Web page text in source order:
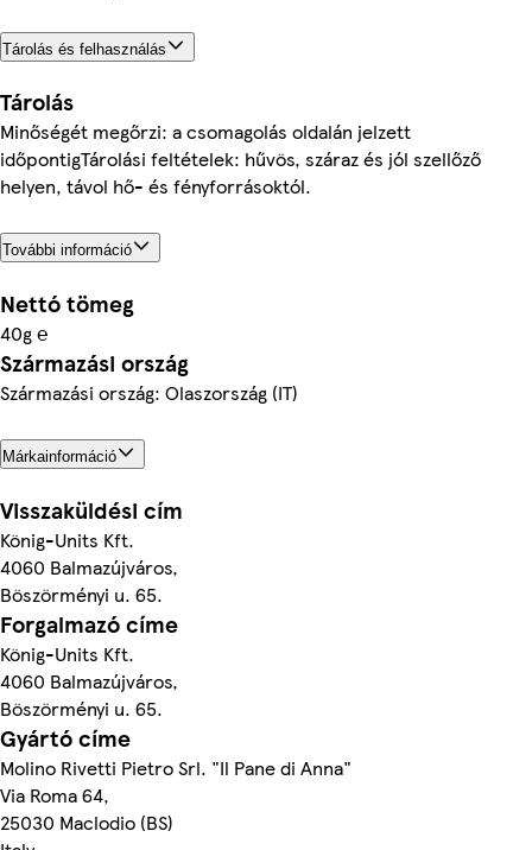
Tárolás és felhasználás
Tárolás
Minőségét megőrzi: a csomagolás oldalán jelzett
időpontigTárolási feltételek: hűvös, száraz és jól szellőző
helyen, távol hő- és fényforrásoktól.
További információ
Nettó tömeg
40g ℮
Származási ország
Származási ország: Olaszország (IT)
Márkainformáció
Visszaküldési cím
König-Units Kft.
4060 Balmazújváros,
Böszörményi u. 65.
Forgalmazó címe
König-Units Kft.
4060 Balmazújváros,
Böszörményi u. 65.
Gyártó címe
Molino Rivetti Pietro Srl. "Il Pane di Anna"
Via Roma 64,
25030 Maclodio (BS)